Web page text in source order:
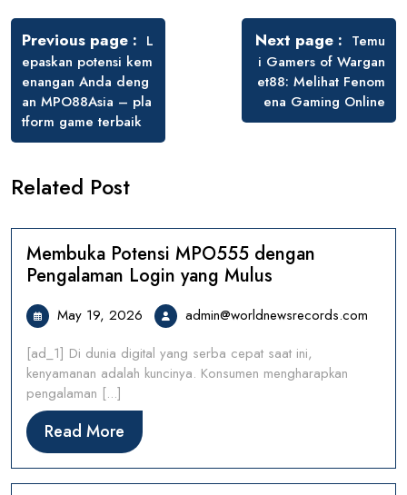
Post
navigation
Previous page
L
epaskan potensi kem
enangan Anda deng
an MPO88Asia – pla
tform game terbaik
Next page
Temu
i Gamers of Wargan
et88: Melihat Fenom
ena Gaming Online
Related Post
Membuka Potensi MPO555 dengan
Pengalaman Login yang Mulus
May 19, 2026 May
2026
admin@worldnewsrecords.com
[ad_1] Di dunia digital yang serba cepat saat ini,
kenyamanan adalah kuncinya. Konsumen mengharapkan
pengalaman [...]
Read More Read
More